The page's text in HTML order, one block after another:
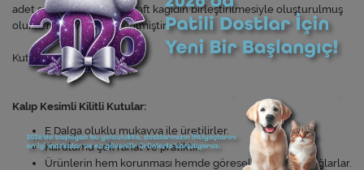
adet saman ve bir adet kraft kağıdın birleştirilmesiyle oluşturulmuş
oluklu mukavvadan üretilmiştir.
Kutu Hacim : 0,13 Desi
Kalıp Kesimli Kilitli Kutular:
E Dalga oluklu mukavva ile üretilirler.
Kurulumu çok rahat ve pratiktir.
Ürünlerin hem korunması hemde göreselliğine katkı sağlarlar.